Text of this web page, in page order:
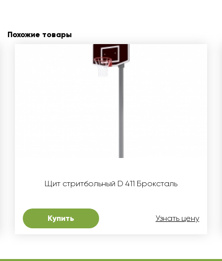
Похожие товары
Щит стритбольный D 411 Броксталь
Купить Узнать цену